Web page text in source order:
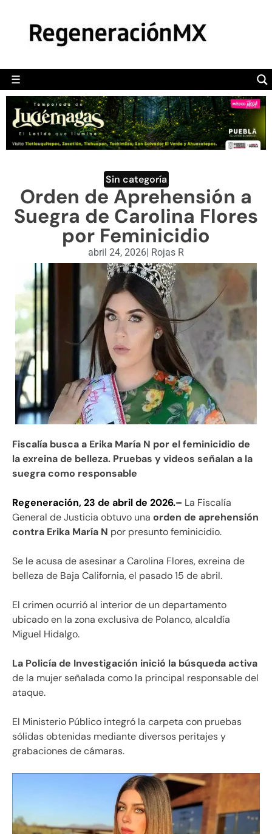
☰
POLÍTICA
CAMALEÓN
OPINIÓN
DEPORTES
ENGLISH SECTION
VIDEOS
Sin categoría
Orden de Aprehensión a
Suegra de Carolina Flores
por Feminicidio
abril 24, 2026| Rojas R
Fiscalía busca a Erika María N por el feminicidio de
la exreina de belleza. Pruebas y videos señalan a la
suegra como responsable
Regeneración, 23 de abril de 2026.– La Fiscalía
General de Justicia obtuvo una orden de aprehensión
contra Erika María N por presunto feminicidio.
Se le acusa de asesinar a Carolina Flores, exreina de
belleza de Baja California, el pasado 15 de abril.
El crimen ocurrió al interior de un departamento
ubicado en la zona exclusiva de Polanco, alcaldía
Miguel Hidalgo.
La Policía de Investigación inició la búsqueda activa
de la mujer señalada como la principal responsable del
ataque.
El Ministerio Público integró la carpeta con pruebas
sólidas obtenidas mediante diversos peritajes y
grabaciones de cámaras.